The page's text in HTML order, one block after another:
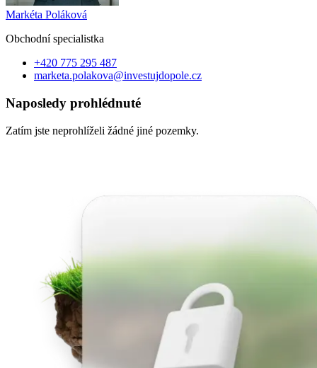
Markéta Poláková
Obchodní specialistka
+420 775 295 487
marketa.polakova@investujdopole.cz
Naposledy prohlédnuté
Zatím jste neprohlíželi žádné jiné pozemky.